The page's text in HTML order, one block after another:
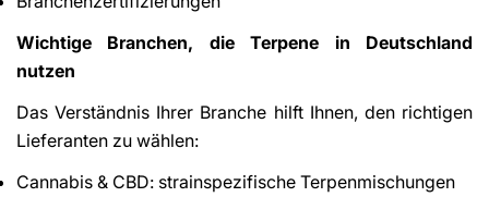
Wichtige Branchen, die Terpene in Deutschland
nutzen
Das Verständnis Ihrer Branche hilft Ihnen, den richtigen
Lieferanten zu wählen:
Cannabis & CBD: strainspezifische Terpenmischungen